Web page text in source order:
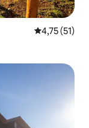
4,75 (51)